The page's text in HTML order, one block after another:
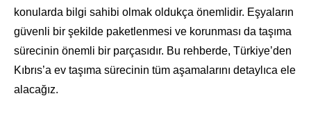
konularda bilgi sahibi olmak oldukça önemlidir. Eşyaların
güvenli bir şekilde paketlenmesi ve korunması da taşıma
sürecinin önemli bir parçasıdır. Bu rehberde, Türkiye’den
Kıbrıs’a ev taşıma sürecinin tüm aşamalarını detaylıca ele
alacağız.